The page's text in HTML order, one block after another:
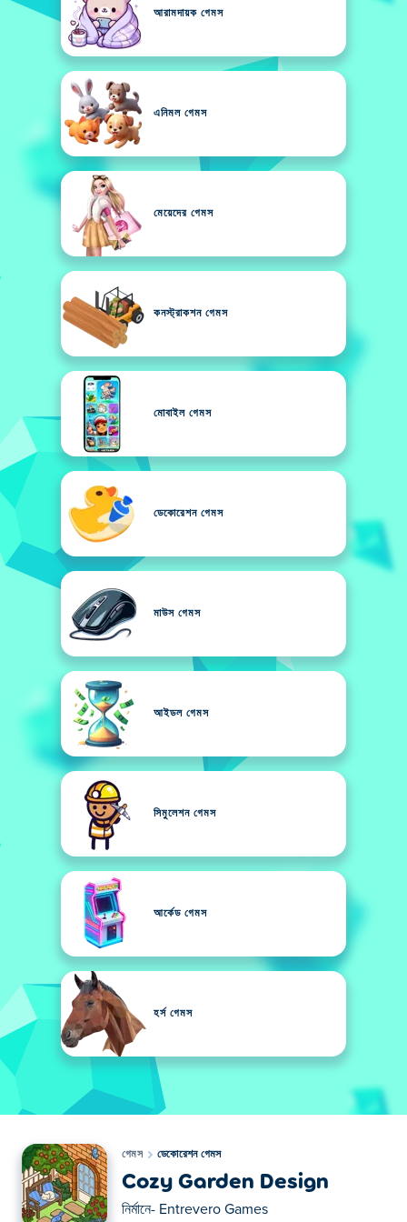
আরামদায়ক গেমস
এনিমল গেমস
মেয়েদের গেমস
কনস্ট্রাকশন গেমস
মোবাইল গেমস
ডেকোরেশন গেমস
মাউস গেমস
আইডল গেমস
সিমুলেশন গেমস
আর্কেড গেমস
হর্স গেমস
গেমস ডেকোরেশন গেমস
Cozy Garden Design
নির্মানে- Entrevero Games